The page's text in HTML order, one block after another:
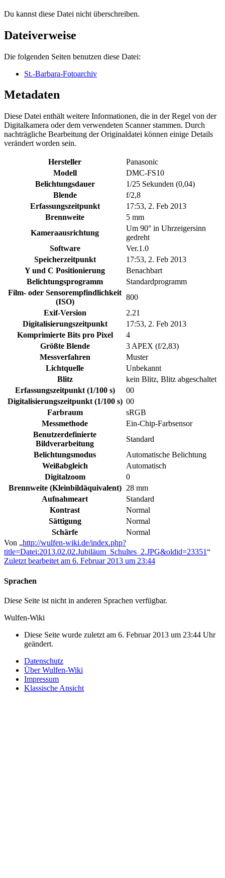
Du kannst diese Datei nicht überschreiben.
Dateiverweise
Die folgenden Seiten benutzen diese Datei:
St.-Barbara-Fotoarchiv
Metadaten
Diese Datei enthält weitere Informationen, die in der Regel von der
Digitalkamera oder dem verwendeten Scanner stammen. Durch
nachträgliche Bearbeitung der Originaldatei können einige Details
verändert worden sein.
Hersteller
Panasonic
Modell
DMC-FS10
Belichtungsdauer
1/25 Sekunden (0,04)
Blende
f/2,8
Erfassungszeitpunkt
17:53, 2. Feb 2013
Brennweite
5 mm
Kameraausrichtung
Um 90° in Uhrzeigersinn
gedreht
Software
Ver.1.0
Speicherzeitpunkt
17:53, 2. Feb 2013
Y und C Positionierung
Benachbart
Belichtungsprogramm
Standardprogramm
Film- oder Sensorempfindlichkeit
(ISO)
800
Exif-Version
2.21
Digitalisierungszeitpunkt
17:53, 2. Feb 2013
Komprimierte Bits pro Pixel
4
Größte Blende
3 APEX (f/2,83)
Messverfahren
Muster
Lichtquelle
Unbekannt
Blitz
kein Blitz, Blitz abgeschaltet
Erfassungszeitpunkt (1/100 s)
00
Digitalisierungszeitpunkt (1/100 s) 00
Farbraum
sRGB
Messmethode
Ein-Chip-Farbsensor
Benutzerdefinierte
Bildverarbeitung
Standard
Belichtungsmodus
Automatische Belichtung
Weißabgleich
Automatisch
Digitalzoom
0
Brennweite (Kleinbildäquivalent)
28 mm
Aufnahmeart
Standard
Kontrast
Normal
Sättigung
Normal
Schärfe
Normal
Von „http://wulfen-wiki.de/index.php?
title=Datei:2013.02.02.Jubiläum_Schultes_2.JPG&oldid=23351“
Zuletzt bearbeitet am 6. Februar 2013 um 23:44
Sprachen
Diese Seite ist nicht in anderen Sprachen verfügbar.
Wulfen-Wiki
Diese Seite wurde zuletzt am 6. Februar 2013 um 23:44 Uhr
geändert.
Datenschutz
Über Wulfen-Wiki
Impressum
Klassische Ansicht